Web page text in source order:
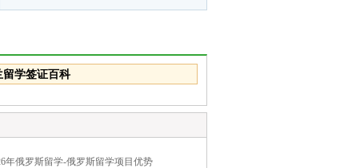
留学签证百科
年俄罗斯留学-俄罗斯留学项目优势